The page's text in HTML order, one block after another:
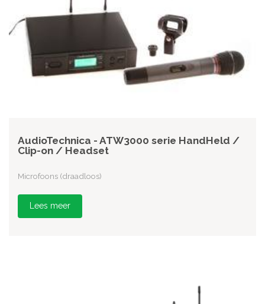
AudioTechnica - ATW3000 serie HandHeld /
Clip-on / Headset
Microfoons (draadloos)
Lees meer